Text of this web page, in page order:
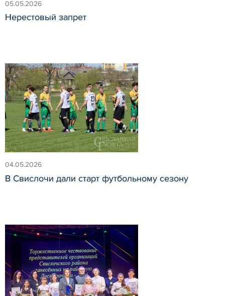
05.05.2026
Нерестовый запрет
04.05.2026
В Свислочи дали старт футбольному сезону